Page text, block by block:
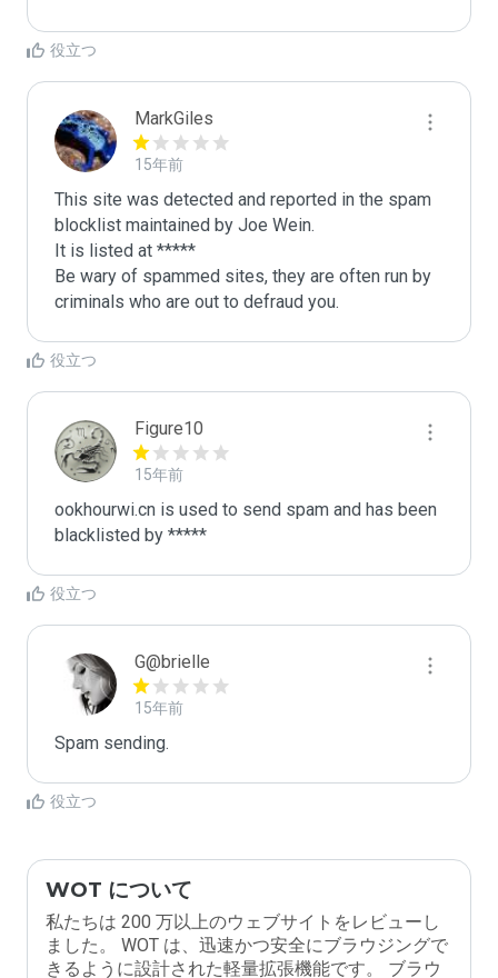
役立つ
MarkGiles
15年前
This site was detected and reported in the spam
blocklist maintained by Joe Wein.
It is listed at *****
Be wary of spammed sites, they are often run by
criminals who are out to defraud you.
役立つ
Figure10
15年前
ookhourwi.cn is used to send spam and has been
blacklisted by *****
役立つ
G@brielle
15年前
Spam sending.
役立つ
WOT について
私たちは 200 万以上のウェブサイトをレビューし
ました。 WOT は、迅速かつ安全にブラウジングで
きるように設計された軽量拡張機能です。 ブラウ